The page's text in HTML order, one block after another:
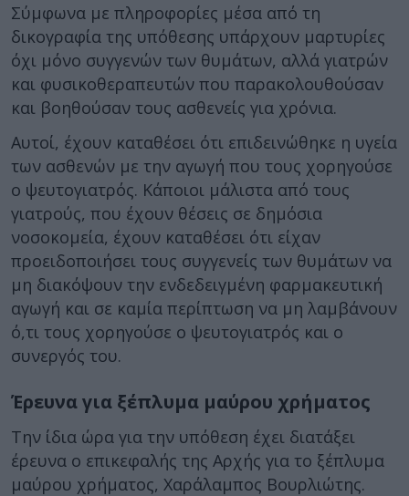
Σύμφωνα με πληροφορίες μέσα από τη
δικογραφία της υπόθεσης υπάρχουν μαρτυρίες
όχι μόνο συγγενών των θυμάτων, αλλά γιατρών
και φυσικοθεραπευτών που παρακολουθούσαν
και βοηθούσαν τους ασθενείς για χρόνια.
Αυτοί, έχουν καταθέσει ότι επιδεινώθηκε η υγεία
των ασθενών με την αγωγή που τους χορηγούσε
ο ψευτογιατρός. Κάποιοι μάλιστα από τους
γιατρούς, που έχουν θέσεις σε δημόσια
νοσοκομεία, έχουν καταθέσει ότι είχαν
προειδοποιήσει τους συγγενείς των θυμάτων να
μη διακόψουν την ενδεδειγμένη φαρμακευτική
αγωγή και σε καμία περίπτωση να μη λαμβάνουν
ό,τι τους χορηγούσε ο ψευτογιατρός και ο
συνεργός του.
Έρευνα για ξέπλυμα μαύρου χρήματος
Την ίδια ώρα για την υπόθεση έχει διατάξει
έρευνα ο επικεφαλής της Αρχής για το ξέπλυμα
μαύρου χρήματος, Χαράλαμπος Βουρλιώτης.